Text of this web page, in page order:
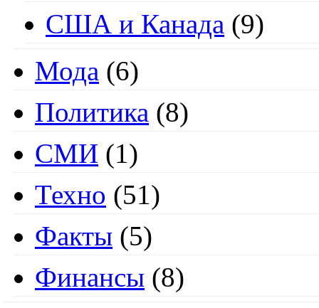
США и Канада (9)
Мода (6)
Политика (8)
СМИ (1)
Техно (51)
Факты (5)
Финансы (8)